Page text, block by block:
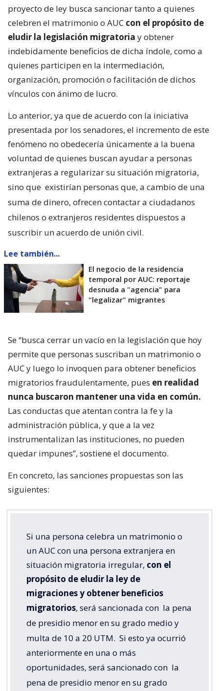
proyecto de ley busca sancionar tanto a quienes
celebren el matrimonio o AUC con el propósito de
eludir la legislación migratoria y obtener
indebidamente beneficios de dicha índole, como a
quienes participen en la intermediación,
organización, promoción o facilitación de dichos
vínculos con ánimo de lucro.
Lo anterior, ya que de acuerdo con la iniciativa
presentada por los senadores, el incremento de este
fenómeno no obedecería únicamente a la buena
voluntad de quienes buscan ayudar a personas
extranjeras a regularizar su situación migratoria,
sino que existirían personas que, a cambio de una
suma de dinero, ofrecen contactar a ciudadanos
chilenos o extranjeros residentes dispuestos a
suscribir un acuerdo de unión civil.
Lee también...
El negocio de la residencia
temporal por AUC: reportaje
desnuda a "agencia" para
"legalizar" migrantes
Se “busca cerrar un vacío en la legislación que hoy
permite que personas suscriban un matrimonio o
AUC y luego lo invoquen para obtener beneficios
migratorios fraudulentamente, pues en realidad
nunca buscaron mantener una vida en común.
Las conductas que atentan contra la fe y la
administración pública, y que a la vez
instrumentalizan las instituciones, no pueden
quedar impunes”, sostiene el documento.
En concreto, las sanciones propuestas son las
siguientes:
Si una persona celebra un matrimonio o
un AUC con una persona extranjera en
situación migratoria irregular, con el
propósito de eludir la ley de
migraciones y obtener beneficios
migratorios, será sancionada con la pena
de presidio menor en su grado medio y
multa de 10 a 20 UTM. Si esto ya ocurrió
anteriormente en una o más
oportunidades, será sancionado con la
pena de presidio menor en su grado